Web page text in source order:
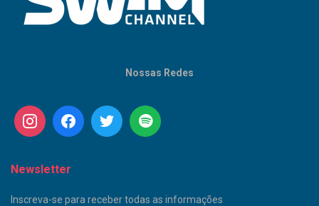
Nossas Redes
Newsletter
Inscreva-se para receber todas as informações